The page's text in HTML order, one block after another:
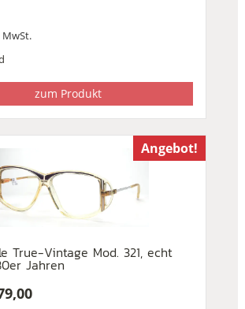
MwSt.
zum Produkt
Angebot!
True-Vintage Mod. 321, echt
Jahren